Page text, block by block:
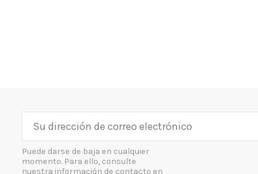
Puede darse de baja en cualquier
momento. Para ello, consulte
nuestra información de contacto en